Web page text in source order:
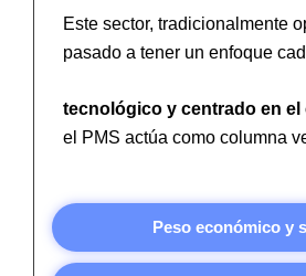
Peso económico y
Este sector, tradicionalmente
pasado a tener un enfoque
tecnológico y centrado en el
el PMS actúa como columna